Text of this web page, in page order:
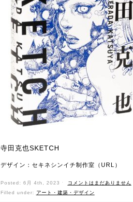
寺田克也SKETCH
デザイン：セキネシンイチ制作室（URL）
Posted: 6月 4th, 2023 ˑ
コメントはまだありません
Filled under:
アート・建築・デザイン